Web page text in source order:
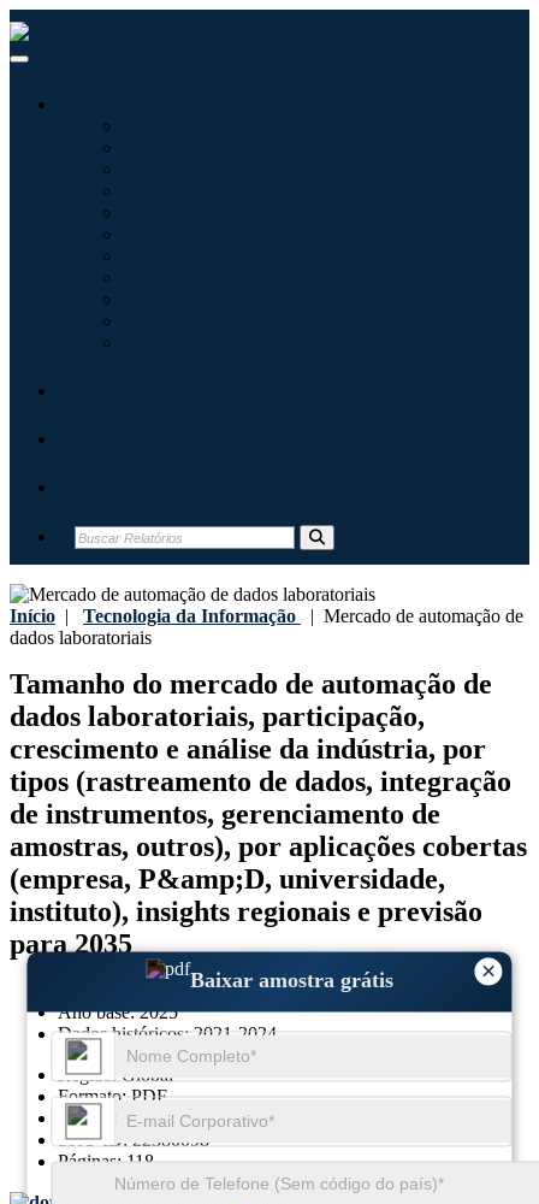
Início | Tecnologia da Informação | Mercado de automação de
dados laboratoriais
Tamanho do mercado de automação de
dados laboratoriais, participação,
crescimento e análise da indústria, por
tipos (rastreamento de dados, integração
de instrumentos, gerenciamento de
amostras, outros), por aplicações cobertas
(empresa, P&amp;D, universidade,
instituto), insights regionais e previsão
para 2035
Última atualização:25-July-2026
Ano base:2025
Dados históricos:2021-2024
Região: Global
Formato:PDF
ID do relatório: GGI107374
SKU ID: 22380098
Páginas:118
×
Baixar amostra grátis